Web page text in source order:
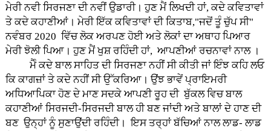
ਮੇਰੀ ਨਵੀ ਸਿਰਜਣਾ ਦੀ ਨਵੀਂ ਉਡਾਰੀ। ਹੁਣ ਮੈਂ ਲਿਖਦੀ ਹਾਂ, ਕਦੇ ਕਵਿਤਾਵਾਂ
ਤੇ ਕਦੇ ਕਹਾਣੀਆਂ। ਮੇਰੀ ਇੱਕ ਕਵਿਤਾਵਾਂ ਦੀ ਕਿਤਾਬ,"ਜਦੋਂ ਤੂੰ ਚੁੱਪ ਸੀ"
ਨਵੰਬਰ 2020 ਵਿੱਚ ਲੋਕ ਅਰਪਣ ਹੋਈ ਅਤੇ ਲੋਕਾਂ ਦਾ ਅਥਾਹ ਪਿਆਰ
ਮੇਰੀ ਝੋਲੀ ਪਿਆ। ਹੁਣ ਮੈਂ ਖੁਸ਼ ਰਹਿੰਦੀ ਹਾਂ, ਆਪਣੀਆਂ ਰਚਨਾਵਾਂ ਨਾਲ ।
ਮੈੰ ਕਦੇ ਬਾਲ ਸਾਹਿਤ ਦੀ ਸਿਰਜਣਾ ਨਹੀਂ ਸੀ ਕੀਤੀ ਜਾਂ ਇੰਝ ਕਹਿ ਲਓ
ਕਿ ਕਾਗਜ਼ਾਂ ਤੇ ਕਦੇ ਨਹੀਂ ਸੀ ਉੱਕਰਿਆ। ਉਂਝ ਭਾਵੇਂ ਪ੍ਰਾਇਮਰੀ
ਅਧਿਆਪਿਕਾ ਹੋਣ ਦੇ ਮਾਣ ਸਦਕੇ ਆਪਣੀ ਰੂਹ ਦੀ ਬੁੱਕਲ ਵਿਚ ਬਾਲ
ਕਹਾਣੀਆਂ ਸਿਰਜਦੀ-ਸਿਰਜਦੀ ਬਾਲ ਹੀ ਬਣ ਜਾਂਦੀ ਅਤੇ ਬਾਲਾਂ ਦੇ ਹਾਣ ਦੀ
ਬਣ ਉਨ੍ਹਾਂ ਨੂੰ ਸੁਣਾਉਂਦੀ ਰਹਿੰਦੀ। ਇਸ ਤਰ੍ਹਾਂ ਬੱਚਿਆਂ ਨਾਲ ਲਾਡ- ਲਾਡ